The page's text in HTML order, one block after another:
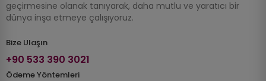
geçirmesine olanak tanıyarak, daha mutlu ve yaratıcı bir
dünya inşa etmeye çalışıyoruz.
Bize Ulaşın
+90 533 390 3021
Ödeme Yöntemleri